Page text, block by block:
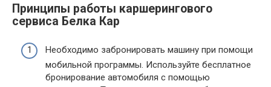
Принципы работы каршерингового
сервиса Белка Кар
Необходимо забронировать машину при помощи
мобильной программы. Используйте бесплатное
бронирование автомобиля с помощью